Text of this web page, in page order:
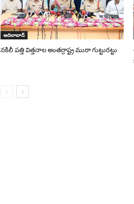
ఆదిలాబాద్
నకిలీ పత్తి విత్తనాల అంతర్రాష్ట్ర ముఠా గుట్టురట్టు